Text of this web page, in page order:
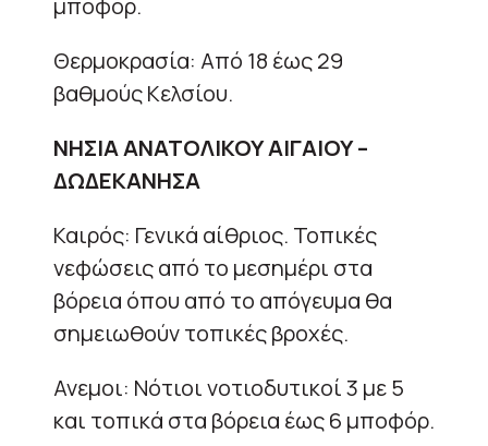
Θερμοκρασία: Από 18 έως 29
βαθμούς Κελσίου.
ΝΗΣΙΑ ΑΝΑΤΟΛΙΚΟΥ ΑΙΓΑΙΟΥ –
ΔΩΔΕΚΑΝΗΣΑ
Καιρός: Γενικά αίθριος. Τοπικές
νεφώσεις από το μεσημέρι στα
βόρεια όπου από το απόγευμα θα
σημειωθούν τοπικές βροχές.
Ανεμοι: Νότιοι νοτιοδυτικοί 3 με 5
και τοπικά στα βόρεια έως 6 μποφόρ.